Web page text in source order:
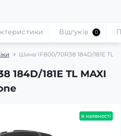
Шина IF800/70R38 184D/181Е TL
184D/181Е TL MAXI
Відгуків 0
в наявності